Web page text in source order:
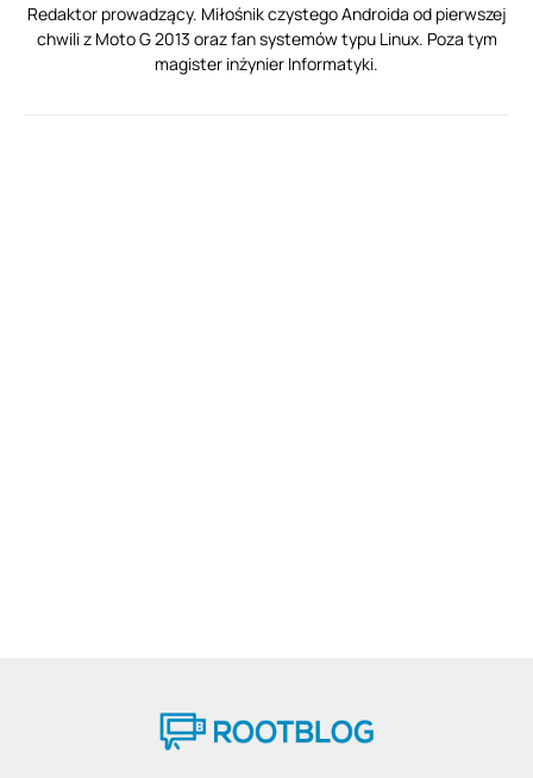
Redaktor prowadzący. Miłośnik czystego Androida od pierwszej
chwili z Moto G 2013 oraz fan systemów typu Linux. Poza tym
magister inżynier Informatyki.